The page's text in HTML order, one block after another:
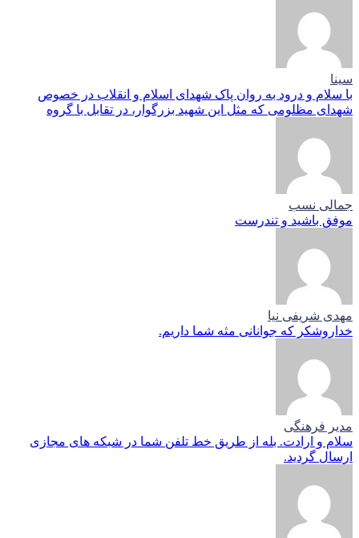
سینا
با سلام و درود به روان پاک شهدای اسلام و انقلاب در خصوص
شهدای مظلومی که مثل این شهید بزرگوار، در تقابل با گروه
جمالی نسب
موفق باشید و تندرست
مهدی شریفی نیا
خداروشکر که جوانانی مثه شما داریم.
مدیر فرهنگی
سلام و ارادت. بله از طریق خط تلفن شما در شبکه های مجازی
ارسال گردید.